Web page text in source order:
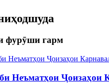
фурӯши гарм
Неъматҳои Ҷоизаҳои